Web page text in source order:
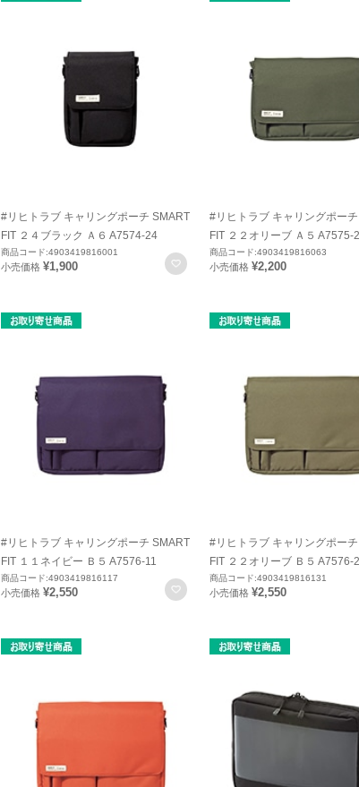
#リヒトラブ キャリングポーチ SMART
FIT ２４ブラック Ａ６ A7574-24
商品コード:4903419816001
小売価格 ¥1,900 お気に入りに登録
#リヒトラブ キャリングポー
FIT ２２オリーブ Ａ５ A7575-
商品コード:4903419816063
小売価格 ¥2,200
#リヒトラブ キャリングポーチ SMART
FIT １１ネイビー Ｂ５ A7576-11
商品コード:4903419816117
小売価格 ¥2,550 お気に入りに登録
#リヒトラブ キャリングポー
FIT ２２オリーブ Ｂ５ A7576-
商品コード:4903419816131
小売価格 ¥2,550